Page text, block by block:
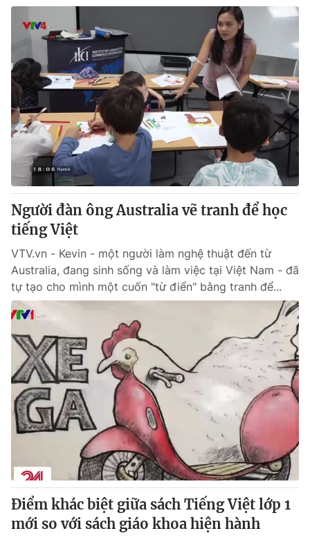
Người đàn ông Australia vẽ tranh để học
tiếng Việt
VTV.vn - Kevin - một người làm nghệ thuật đến từ
Australia, đang sinh sống và làm việc tại Việt Nam - đã
tự tạo cho mình một cuốn "từ điển" bằng tranh để...
Điểm khác biệt giữa sách Tiếng Việt lớp 1
mới so với sách giáo khoa hiện hành